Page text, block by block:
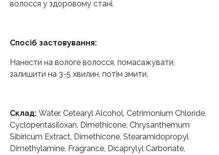
волосся у здоровому стані.
Спосіб застовування:
Нанести на вологе волосся, помасажувати,
залишити на 3-5 хвилин, потім змити.
Склад: Water, Cetearyl Alcohol, Cetrimonium Chloride,
Cyclopentasiloxan, Dimethicone, Chrysanthemum
Sibiricum Extract, Dimethicone, Stearamidopropyl
Dimethylamine, Fragrance, Dicaprylyl Carbonate,